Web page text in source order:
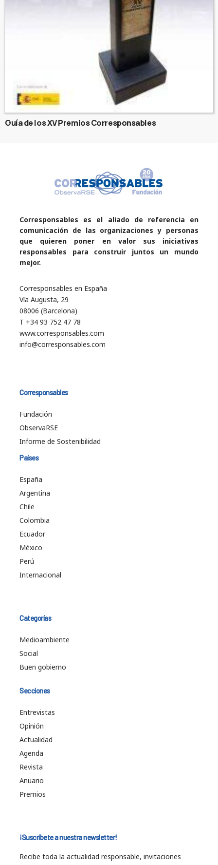
Guía de los XV Premios Corresponsables
Corresponsables es el aliado de referencia en
comunicación de las organizaciones y personas
que quieren poner en valor sus iniciativas
responsables para construir juntos un mundo
mejor.
Corresponsables en España
Vía Augusta, 29
08006 (Barcelona)
T +34 93 752 47 78
www.corresponsables.com
info@corresponsables.com
Corresponsables
Fundación
ObservaRSE
Informe de Sostenibilidad
Países
España
Argentina
Chile
Colombia
Ecuador
México
Perú
Internacional
Categorías
Medioambiente
Social
Buen gobierno
Secciones
Entrevistas
Opinión
Actualidad
Agenda
Revista
Anuario
Premios
¡Suscríbete a nuestra newsletter!
Recibe toda la actualidad responsable, invitaciones